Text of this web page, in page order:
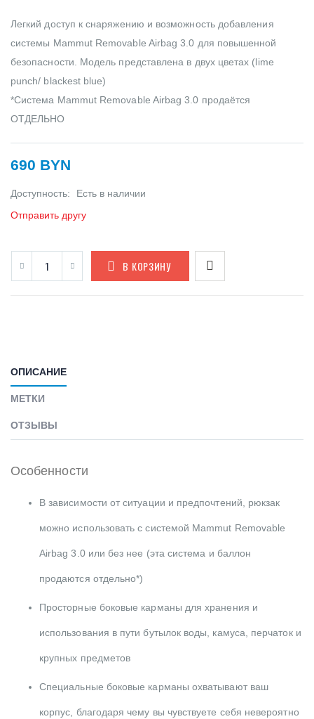
Легкий доступ к снаряжению и возможность добавления
системы Mammut Removable Airbag 3.0 для повышенной
безопасности. Модель представлена в двух цветах (lime
punch/ blackest blue)
*Система Mammut Removable Airbag 3.0 продаётся
ОТДЕЛЬНО
690 BYN
Доступность:
Есть в наличии
Отправить другу
В КОРЗИНУ
ОПИСАНИЕ
МЕТКИ
ОТЗЫВЫ
Особенности
В зависимости от ситуации и предпочтений, рюкзак
можно использовать с системой Mammut Removable
Airbag 3.0 или без нее (эта система и баллон
продаются отдельно*)
Просторные боковые карманы для хранения и
использования в пути бутылок воды, камуса, перчаток и
крупных предметов
Специальные боковые карманы охватывают ваш
корпус, благодаря чему вы чувствуете себя невероятно